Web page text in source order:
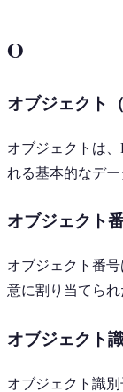
O
オブジェクト
オブジェクトは
れる基本的なデー
オブジェクト
オブジェクト番
意に割り当てられ
オブジェクト
オブジェクト識